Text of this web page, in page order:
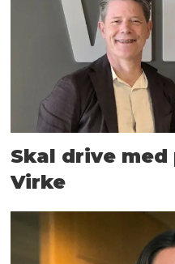
Skal drive
Virke